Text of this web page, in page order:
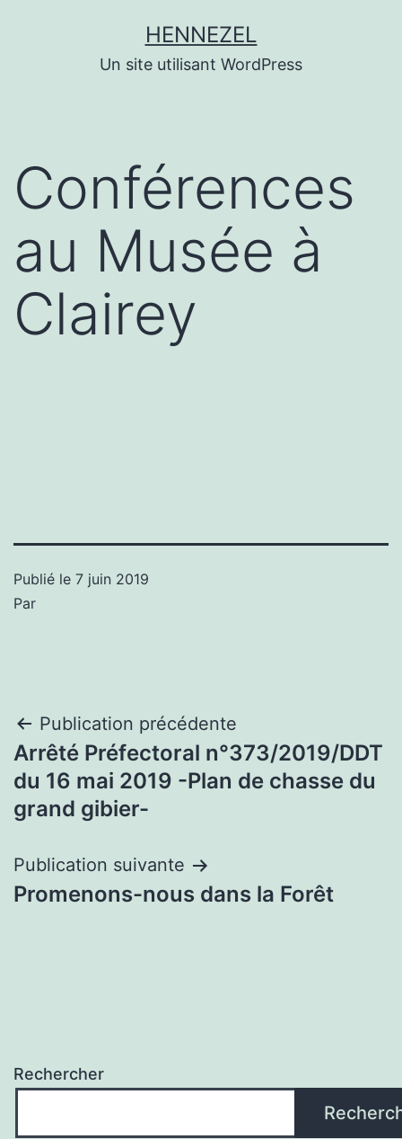
HENNEZEL
Un site utilisant WordPress
Conférences
au Musée à
Clairey
Publié le 7 juin 2019
Par
Navigation
de
l’article
Publication précédente
Arrêté Préfectoral n°373/2019/DDT
du 16 mai 2019 -Plan de chasse du
grand gibier-
Publication suivante
Promenons-nous dans la Forêt
Rechercher